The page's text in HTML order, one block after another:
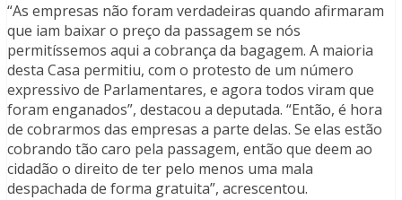
“As empresas não foram verdadeiras quando afirmaram
que iam baixar o preço da passagem se nós
permitíssemos aqui a cobrança da bagagem. A maioria
desta Casa permitiu, com o protesto de um número
expressivo de Parlamentares, e agora todos viram que
foram enganados”, destacou a deputada. “Então, é hora
de cobrarmos das empresas a parte delas. Se elas estão
cobrando tão caro pela passagem, então que deem ao
cidadão o direito de ter pelo menos uma mala
despachada de forma gratuita”, acrescentou.